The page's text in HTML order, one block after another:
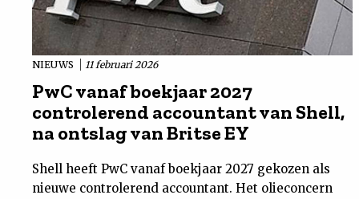
NIEUWS 11 februari 2026
PwC vanaf boekjaar 2027
controlerend accountant van Shell,
na ontslag van Britse EY
Shell heeft PwC vanaf boekjaar 2027 gekozen als
nieuwe controlerend accountant. Het olieconcern